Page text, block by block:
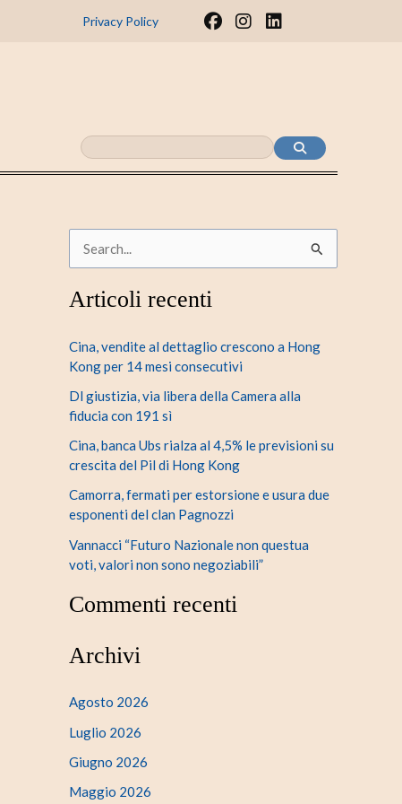
Privacy Policy
F
I
m
L
n
r
a
:
Articoli recenti
Cina, vendite al dettaglio crescono a Hong
Kong per 14 mesi consecutivi
Dl giustizia, via libera della Camera alla
fiducia con 191 sì
Cina, banca Ubs rialza al 4,5% le previsioni su
crescita del Pil di Hong Kong
Camorra, fermati per estorsione e usura due
esponenti del clan Pagnozzi
Vannacci “Futuro Nazionale non questua
voti, valori non sono negoziabili”
Commenti recenti
Archivi
Agosto 2026
Luglio 2026
Giugno 2026
Maggio 2026